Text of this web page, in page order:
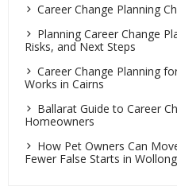
Career Change Planning
Planning Career Change
Risks, and Next Steps
Career Change Planning
Works in Cairns
Ballarat Guide to Career
Homeowners
How Pet Owners Can
Fewer False Starts in